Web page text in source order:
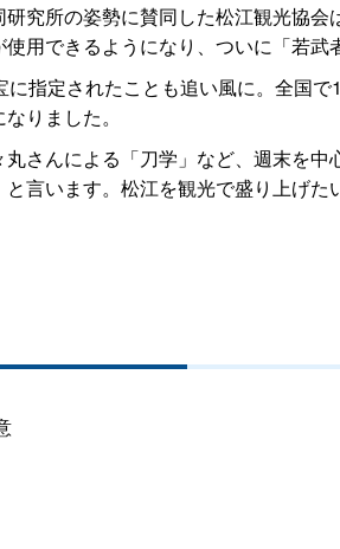
究所の姿勢に賛同した松江観光協
用できるようになり、ついに「若武
指定されたことも追い風に。全国
りました。
さんによる「刀学」など、週末を
言います。松江を観光で盛り上げ